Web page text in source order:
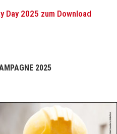
Day 2025 zum Download
2025